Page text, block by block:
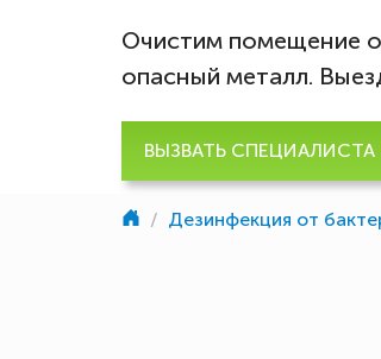
Очистим помещение
опасный металл.
ВЫЗВАТЬ СПЕЦИАЛИСТА
/ Дезинфекция от